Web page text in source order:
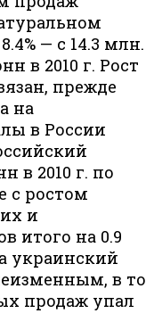
— с 14.3 млн.
в 2010 г. Рост
прежде
на
в России
в 2010 г. по
с ростом
и
итого на 0.9
украинский
в то
продаж упал